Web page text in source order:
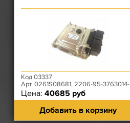
Код 03337
Арт. 0261S08681, 2206-95-3763014-30
Цена: 40685 руб
Добавить в корзину